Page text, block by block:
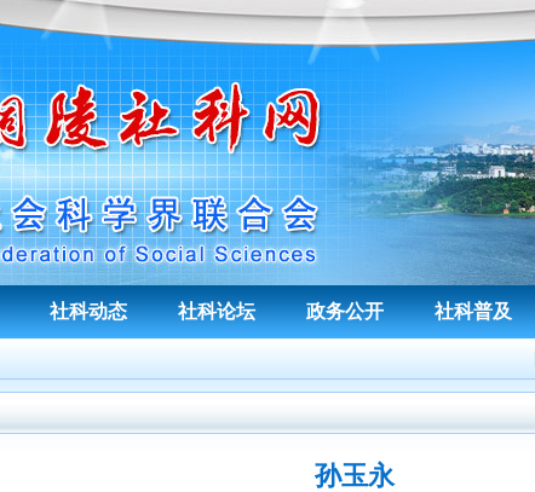
社科动态 社科论坛 政务公开 社科普及
孙玉永